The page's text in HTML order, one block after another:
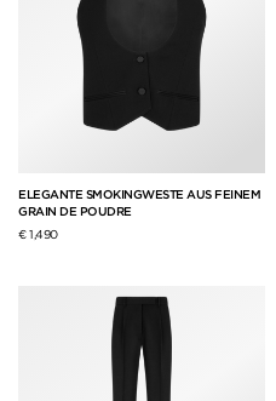
ELEGANTE SMOKINGWESTE AUS FEINEM
GRAIN DE POUDRE
€ 1,490